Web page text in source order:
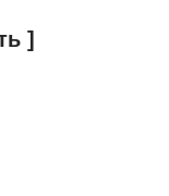
]